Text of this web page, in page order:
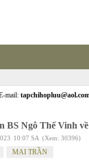
mail:
BS Ngô Thế Vinh
10:07 SA (Xem: 30396)
MAI TRẦN